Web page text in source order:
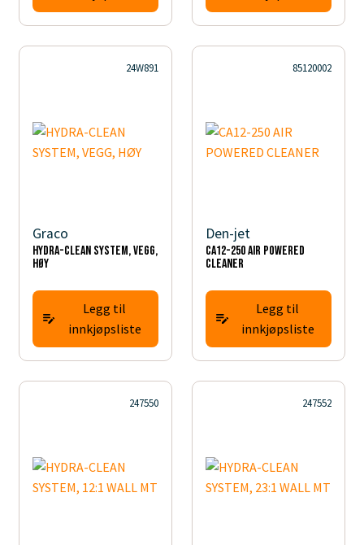
24W891
Graco
HYDRA-CLEAN SYSTEM, VEGG,
HØY
Legg til
innkjøpsliste
85120002
Den-jet
CA12-250 AIR POWERED
CLEANER
Legg til
innkjøpsliste
247550 247552